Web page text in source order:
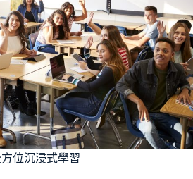
位沉浸式學習